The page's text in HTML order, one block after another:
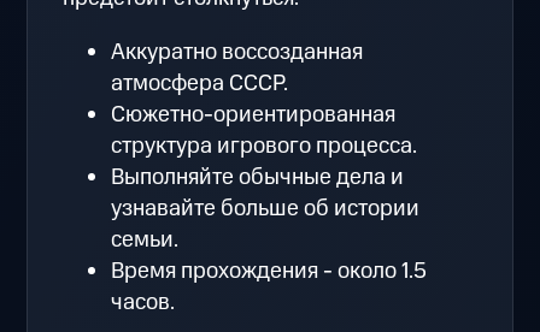
Аккуратно воссозданная
атмосфера СССР.
Сюжетно-ориентированная
структура игрового процесса.
Выполняйте обычные дела и
узнавайте больше об истории
семьи.
Время прохождения - около 1.5
часов.